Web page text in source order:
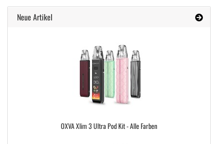
Neue Artikel
OXVA Xlim 3 Ultra Pod Kit - Alle Farben